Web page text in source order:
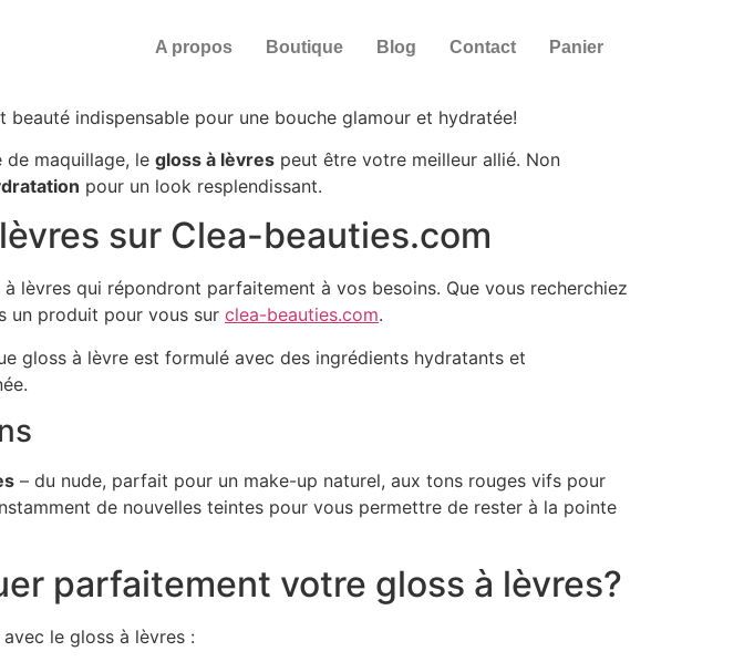
A propos Boutique Blog Contact Panier
indispensable pour une bouche glamour et hydratée!
maquillage, le gloss à lèvres peut être votre meilleur allié. Non
pour un look resplendissant.
sur Clea-beauties.com
lèvres qui répondront parfaitement à vos besoins. Que vous recherchiez
un produit pour vous sur clea-beauties.com.
gloss à lèvre est formulé avec des ingrédients hydratants et
– du nude, parfait pour un make-up naturel, aux tons rouges vifs pour
de nouvelles teintes pour vous permettre de rester à la pointe
parfaitement votre gloss à lèvres?
le gloss à lèvres :